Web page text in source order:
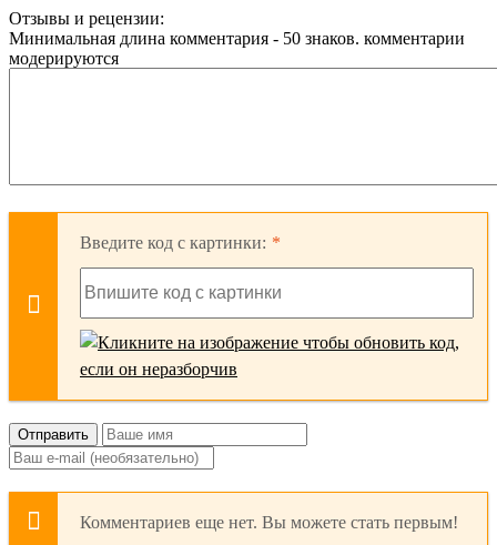
Отзывы и рецензии:
Минимальная длина комментария - 50 знаков. комментарии
модерируются
Введите код с картинки:
Отправить
Комментариев еще нет. Вы можете стать первым!